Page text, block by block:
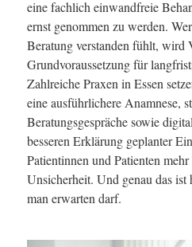
eine fachlich einwandfreie
ernst genommen zu werden.
Beratung verstanden fühlt, wird
Grundvoraussetzung für
Zahlreiche Praxen in Essen
eine ausführlichere Anamnese,
Beratungsgespräche sowie
besseren Erklärung geplanter
Patientinnen und Patienten
Unsicherheit. Und genau das ist
man erwarten darf.